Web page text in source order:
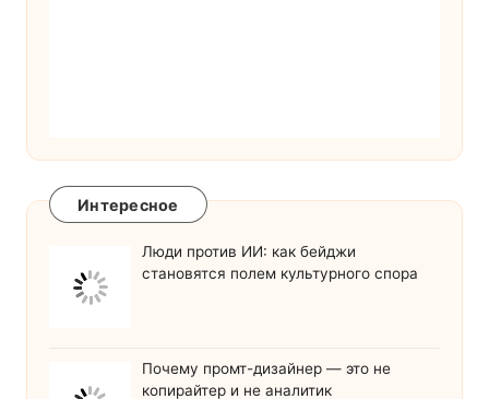
Интересное
Люди против ИИ: как бейджи
становятся полем культурного спора
Почему промт-дизайнер — это не
копирайтер и не аналитик